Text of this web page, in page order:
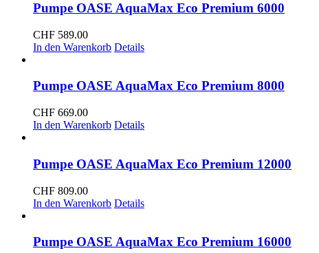
Pumpe OASE AquaMax Eco Premium 6000
CHF 589.00
In den Warenkorb Details
Pumpe OASE AquaMax Eco Premium 8000
CHF 669.00
In den Warenkorb Details
Pumpe OASE AquaMax Eco Premium 12000
CHF 809.00
In den Warenkorb Details
Pumpe OASE AquaMax Eco Premium 16000